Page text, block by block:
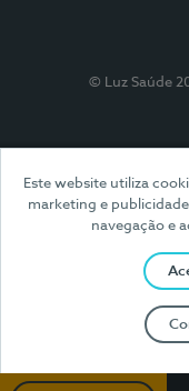
Este website utiliza
marketing e
navegação e
© Luz Saúde